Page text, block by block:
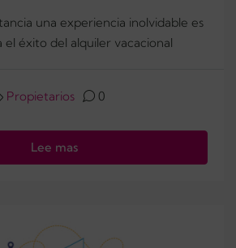
una experiencia inolvidable es
éxito del alquiler vacacional
Propietarios 0
Lee mas